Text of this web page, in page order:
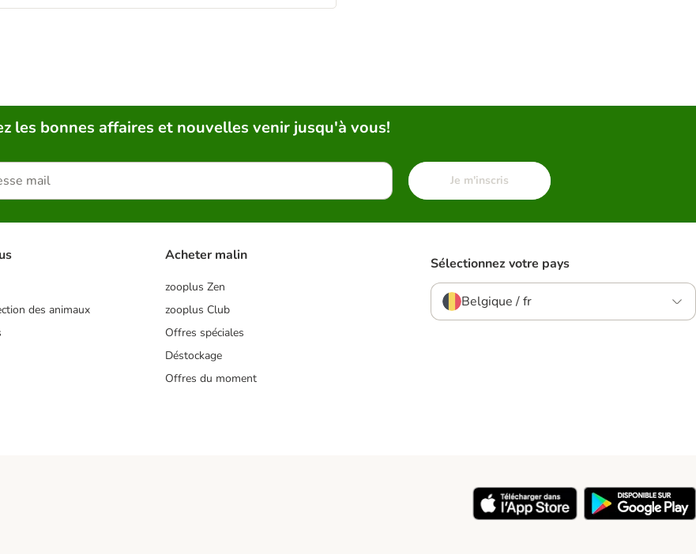
les bonnes affaires et nouvelles venir jusqu'à vous!
Je m'inscris
des animaux
Acheter malin
zooplus Zen
zooplus Club
Offres spéciales
Déstockage
Offres du moment
Sélectionnez votre pays
Belgique / fr